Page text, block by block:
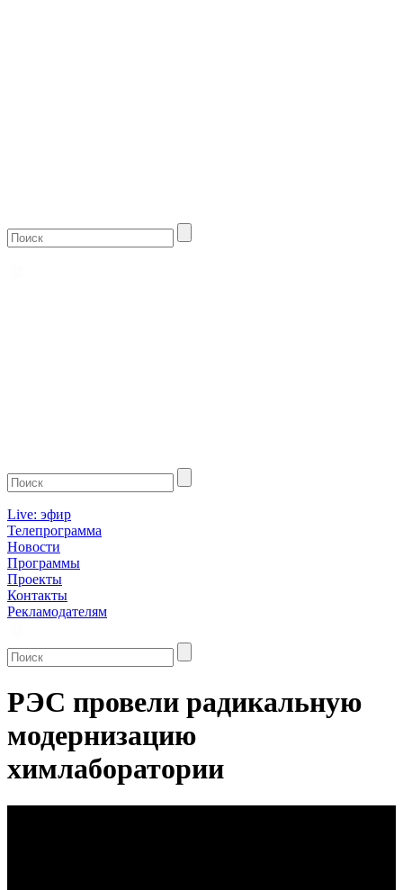
Live: эфир
Телепрограмма
Новости
Программы
Проекты
Контакты
Рекламодателям
РЭС провели радикальную
модернизацию
химлаборатории